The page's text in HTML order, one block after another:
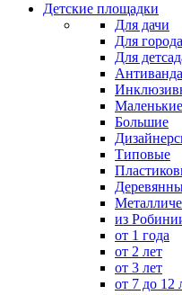
Детские площадки
Для дачи
Для города
Для
Маленькие
Большие
Типовые
из
от 1 года
от 2 лет
от 3 лет
от 7 до 12